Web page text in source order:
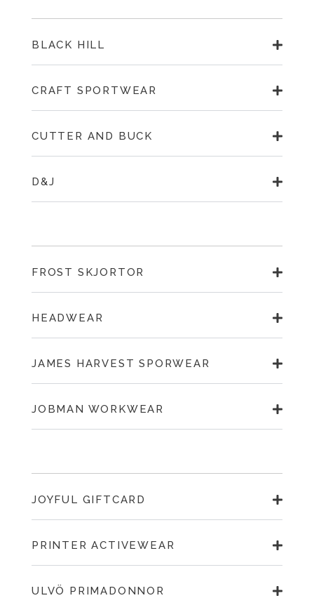
BLACK HILL
CRAFT SPORTWEAR
CUTTER AND BUCK
D&J
FROST SKJORTOR
HEADWEAR
JAMES HARVEST SPORWEAR
JOBMAN WORKWEAR
JOYFUL GIFTCARD
PRINTER ACTIVEWEAR
ULVÖ PRIMADONNOR